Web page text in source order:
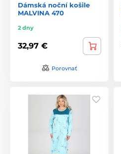
Dámská noční košile
MALVINA 470
2 dny
32,97 €
Porovnať